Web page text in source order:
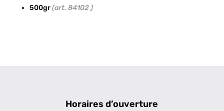
500gr(art. 84102 )
Horaires d’ouverture